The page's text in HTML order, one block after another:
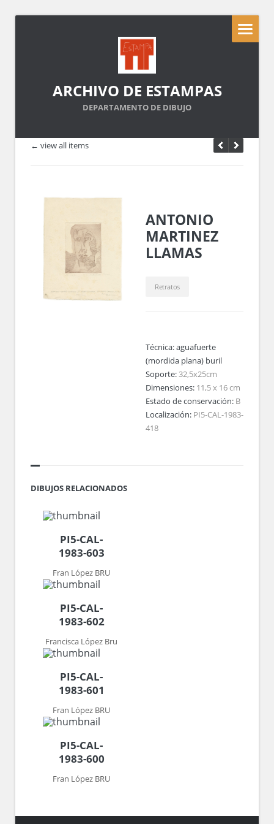
ARCHIVO DE ESTAMPAS
DEPARTAMENTO DE DIBUJO
← view all items
ANTONIO
MARTINEZ
LLAMAS
Retratos
Técnica:aguafuerte
(mordida plana) buril
Soporte:32,5x25cm
Dimensiones: 11,5 x 16 cm
Estado de conservación: B
Localización: PI5-CAL-1983-
418
DIBUJOS RELACIONADOS
PI5-CAL-
1983-603
Fran López BRU
PI5-CAL-
1983-602
Francisca López Bru
PI5-CAL-
1983-601
Fran López BRU
PI5-CAL-
1983-600
Fran López BRU